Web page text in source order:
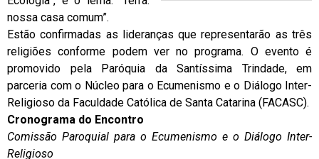
nossa casa comum”.
Estão confirmadas as lideranças que representarão as três
religiões conforme podem ver no programa. O evento é
promovido pela Paróquia da Santíssima Trindade, em
parceria com o Núcleo para o Ecumenismo e o Diálogo Inter-
Religioso da Faculdade Católica de Santa Catarina (FACASC).
Cronograma do Encontro
Comissão Paroquial para o Ecumenismo e o Diálogo Inter-
Religioso